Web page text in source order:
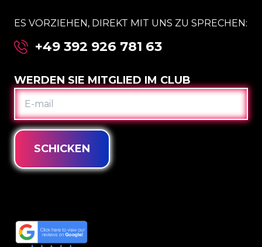
ES VORZIEHEN, DIREKT MIT UNS ZU SPRECHEN:
+49 392 926 781 63
WERDEN SIE MITGLIED IM CLUB
E-
MAIL
SCHICKEN